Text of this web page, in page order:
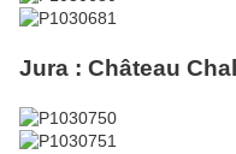
Jura : Château